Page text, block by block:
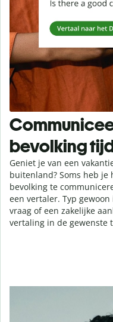
bevolking
Geniet je van een
buitenland? Soms heb
bevolking te
een vertaler. Typ
vraag of een zakelijke
vertaling in de gewenste